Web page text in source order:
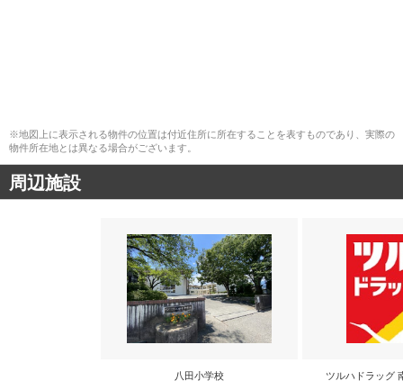
※地図上に表示される物件の位置は付近住所に所在することを表すものであり、実際の
物件所在地とは異なる場合がございます。
周辺施設
八田小学校 ツルハドラッグ